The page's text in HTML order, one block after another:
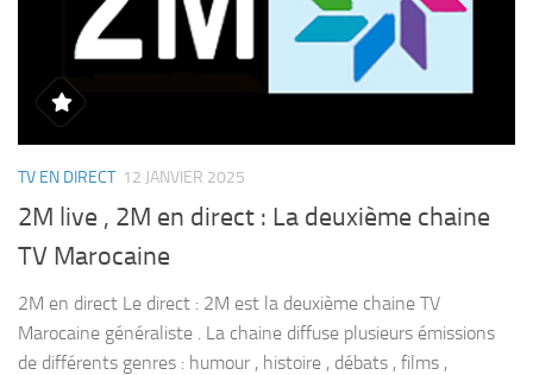
TV EN DIRECT 12 JANVIER 2025
2M live , 2M en direct : La deuxième chaine
TV Marocaine
2M en direct Le direct : 2M est la deuxième chaine TV
Marocaine généraliste . La chaine diffuse plusieurs émissions
de différents genres : humour , histoire , débats , films ,